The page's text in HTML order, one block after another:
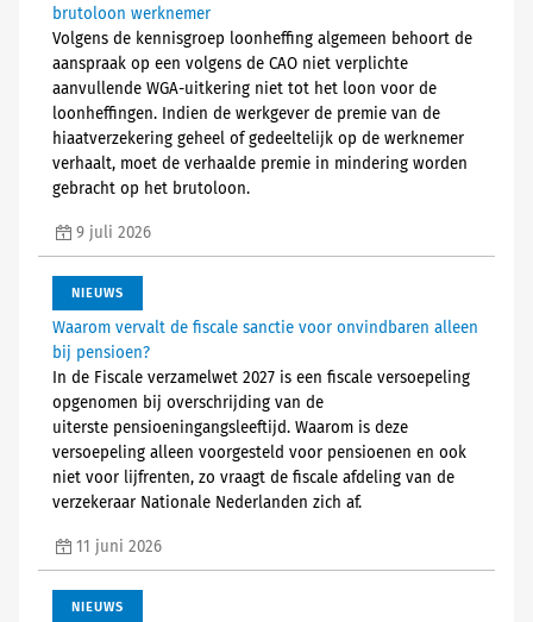
brutoloon werknemer
Volgens de kennisgroep loonheffing algemeen behoort de
aanspraak op een volgens de CAO niet verplichte
aanvullende WGA-uitkering niet tot het loon voor de
loonheffingen. Indien de werkgever de premie van de
hiaatverzekering geheel of gedeeltelijk op de werknemer
verhaalt, moet de verhaalde premie in mindering worden
gebracht op het brutoloon.
9 juli 2026
NIEUWS
Waarom vervalt de fiscale sanctie voor onvindbaren alleen
bij pensioen?
In de Fiscale verzamelwet 2027 is een fiscale versoepeling
opgenomen bij overschrijding van de
uiterste pensioeningangsleeftijd. Waarom is deze
versoepeling alleen voorgesteld voor pensioenen en ook
niet voor lijfrenten, zo vraagt de fiscale afdeling van de
verzekeraar Nationale Nederlanden zich af.
11 juni 2026
NIEUWS